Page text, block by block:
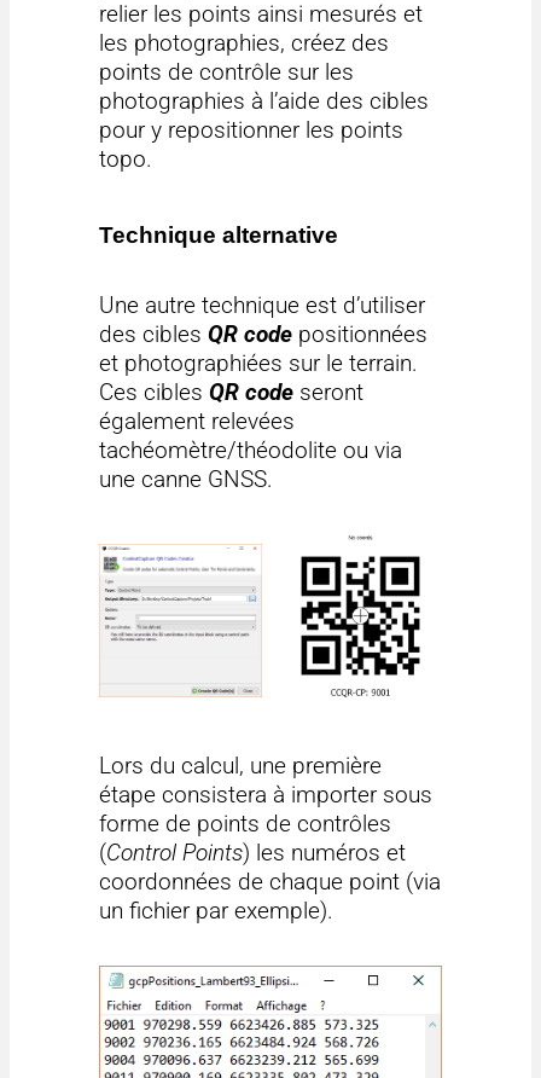
relier les points ainsi mesurés et
les photographies, créez des
points de contrôle sur les
photographies à l’aide des cibles
pour y repositionner les points
topo.
Technique alternative
Une autre technique est d’utiliser
des cibles QR code positionnées
et photographiées sur le terrain.
Ces cibles QR code seront
également relevées
tachéomètre/théodolite ou via
une canne GNSS.
Lors du calcul, une première
étape consistera à importer sous
forme de points de contrôles
(Control Points) les numéros et
coordonnées de chaque point (via
un fichier par exemple).